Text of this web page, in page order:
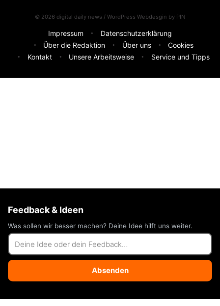
© 2026 digital daily news / WordPress Webdesgin by PIN
Impressum
Datenschutzerklärung
Über die Redaktion
Über uns
Cookies
Kontakt
Unsere Arbeitsweise Service und Tipps
Feedback & Ideen
Was sollen wir besser machen? Deine Idee hilft uns weiter.
Absenden